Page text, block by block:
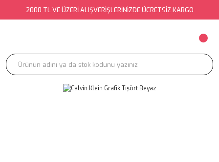
2000 TL VE ÜZERİ ALIŞVERİŞLERİNİZDE ÜCRETSİZ KARGO